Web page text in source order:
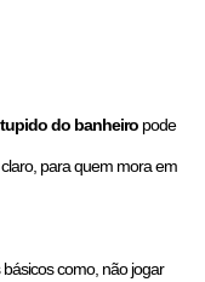
do banheiro pode
para quem mora em
como, não jogar